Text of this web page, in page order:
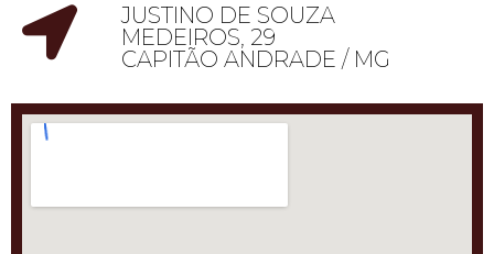
JUSTINO DE SOUZA
MEDEIROS, 29
CAPITÃO ANDRADE / MG